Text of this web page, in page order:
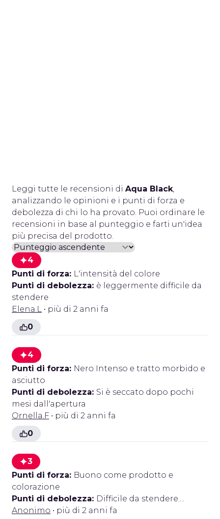
Leggi tutte le recensioni di Aqua Black,
analizzando le opinioni e i punti di forza e
debolezza di chi lo ha provato. Puoi ordinare le
recensioni in base al punteggio e farti un'idea
più precisa del prodotto.
4
Punti di forza: L'intensità del colore
Punti di debolezza: è leggermente difficile da
stendere
Elena.L • più di 2 anni fa
0
4
Punti di forza: Nero Intenso e tratto morbido e
asciutto
Punti di debolezza: Si è seccato dopo pochi
mesi dall'apertura
Ornella.F • più di 2 anni fa
0
3
Punti di forza: Buono come prodotto e
colorazione
Punti di debolezza: Difficile da stendere....
Anonimo • più di 2 anni fa